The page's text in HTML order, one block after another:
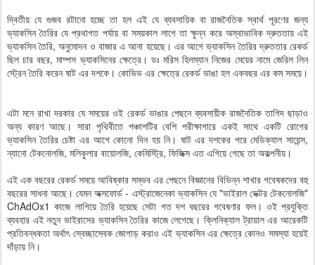
দ্বিতীয় যে গুজব রটানো হচ্ছে তা হল এই যে ব্যবসায়িক বা রাজনৈতিক স্বার্থ পূরণের জন্য
ভ্যাকসিন তৈরির যে প্রথাগত পর্যায় বা সময়কাল লাগে তা ক্ষুন্ন করে অস্বাভাবিক দ্রুততায় এই
ভ্যাকসিন তৈরি, অনুমোদন ও বাজার এ আনা হয়েছে। এর আগে ভ্যাকসিন তৈরির দ্রুততার রেকর্ড
ছিল চার বছর, মাম্পস ভ্যাকসিনের ক্ষেত্রে। ডঃ মরিস হিলম্যান নিজের মেয়ের নামে জেরিল লিন
স্ট্রেন তৈরি করেন ষাট এর দশকে। কোভিভ এর ক্ষেত্রে রেকর্ড ভাঙা হল একবছর এর কম সময়ে।
এটা মনে রাখা দরকার যে সময়ের ওই রেকর্ড ভাঙার পেছনে ব্যবসায়ীক রাজনৈতিক তাগিদ ছাড়াও
অন্য কারণ আছে। সারা পৃথিবীতে পঞ্চাশটির বেশি পরীক্ষাগারে একই সাথে একটি রোগের
ভ্যাকসিন তৈরির চেষ্টা এর আগে কোনো দিন হয় নি। ষাট এর দশকের পরে মেডিক্যাল সায়েন্স,
ন্যানো টেকনোলজি, মলিকুলার বায়োলজি, কেমিস্ট্রি, ফিজিক্স এত এগিয়ে গেছে তা অকল্পনীয়।
এই এক বছরের রেকর্ড সময়ে আবিষ্কার সম্ভব এর পেছনে বিজ্ঞানের বিভিন্ন শাখার গবেষকদের বহু
বছরের সাধনা আছে। যেমন অক্সফোর্ড - এস্ট্রাজেনেকা ভ্যাকসিন যে "ভাইরাল ভেক্টর টেকনোলজি"
ChAdOx1 কাজে লাগিয়ে তৈরি হয়েছে সেটা গত দশ বছরের গবেষণার ফল। ওই প্রযুক্তি
ব্যবহার এই নতুন ভাইরাসের ভ্যাকসিন তৈরির কাজে লেগেছে। ক্লিনিক্যাল ট্রায়াল এর আরেকটি
প্রতিবন্ধকতা অর্থাৎ স্বেচ্ছাসেবক জোগাড় করাও এই ভ্যাকসিন এর ক্ষেত্রে কোনও সমস্যা হয়েই
দাঁড়ায় নি।